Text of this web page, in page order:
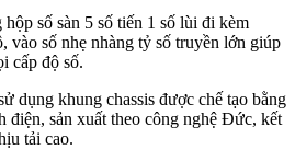
số sàn 5 số tiến 1 số lùi đi kèm
vào số nhẹ nhàng tỷ số truyền lớn giúp
cấp độ số.
dụng khung chassis được chế tạo bằng
điện, sản xuất theo công nghệ Đức, kết
tải cao.